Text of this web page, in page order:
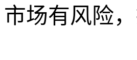
市场有风险